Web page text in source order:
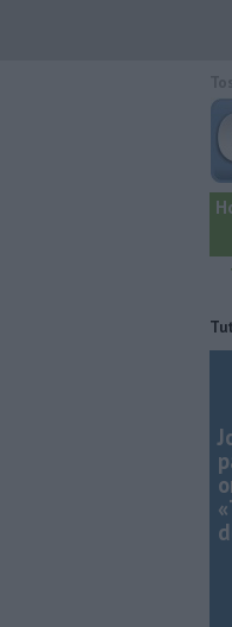
Retiambiente, il dopo